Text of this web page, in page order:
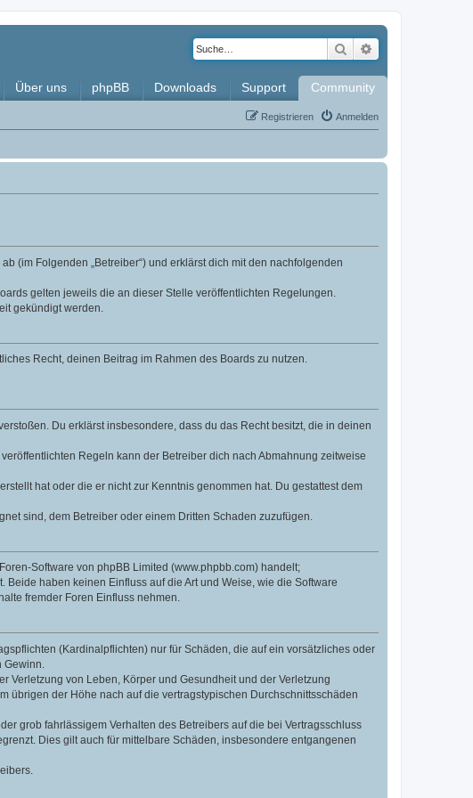
Suche
Über uns phpBB Downloads Support Community
Anmelden
Registrieren
(im Folgenden „Betreiber“) und erklärst dich mit den nachfolgenden
gelten jeweils die an dieser Stelle veröffentlichten Regelungen.
gekündigt werden.
Recht, deinen Beitrag im Rahmen des Boards zu nutzen.
Du erklärst insbesondere, dass du das Recht besitzt, die in deinen
Regeln kann der Betreiber dich nach Abmahnung zeitweise
hat oder die er nicht zur Kenntnis genommen hat. Du gestattest dem
sind, dem Betreiber oder einem Dritten Schaden zuzufügen.
Software von phpBB Limited (www.phpbb.com) handelt;
haben keinen Einfluss auf die Art und Weise, wie die Software
fremder Foren Einfluss nehmen.
(Kardinalpflichten) nur für Schäden, die auf ein vorsätzliches oder
Verletzung von Leben, Körper und Gesundheit und der Verletzung
übrigen der Höhe nach auf die vertragstypischen Durchschnittsschäden
grob fahrlässigem Verhalten des Betreibers auf die bei Vertragsschluss
Dies gilt auch für mittelbare Schäden, insbesondere entgangenen